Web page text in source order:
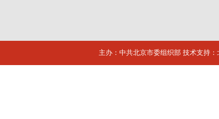
主办：中共北京市委组织部 技术支持